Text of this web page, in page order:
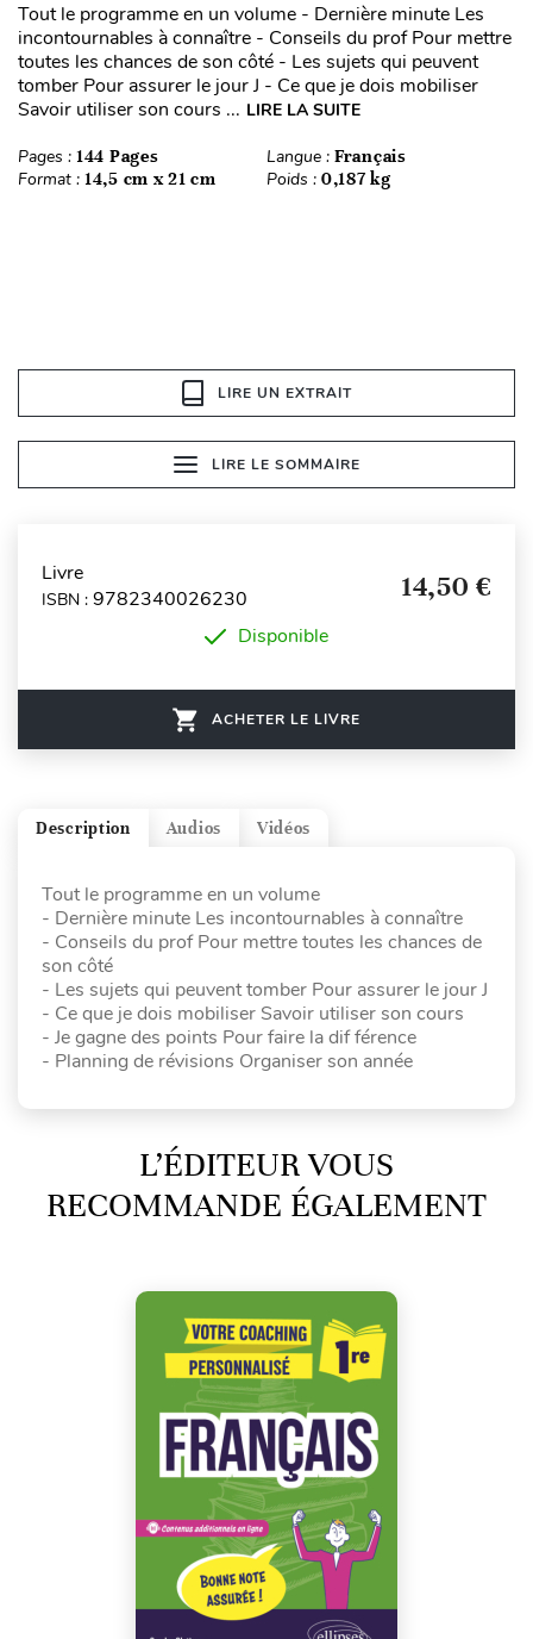
Tout le programme en un volume - Dernière minute Les
incontournables à connaître - Conseils du prof Pour mettre
toutes les chances de son côté - Les sujets qui peuvent
tomber Pour assurer le jour J - Ce que je dois mobiliser
Savoir utiliser son cours ... LIRE LA SUITE
Pages : 144 Pages Langue : Français
Format : 14,5 cm x 21 cm Poids : 0,187 kg
LIRE UN EXTRAIT
LIRE LE SOMMAIRE
Livre
ISBN : 9782340026230 14,50 €
Disponible
ACHETER LE LIVRE
Vidéos
Audios
Description
Tout le programme en un volume
- Dernière minute Les incontournables à connaître
- Conseils du prof Pour mettre toutes les chances de
son côté
- Les sujets qui peuvent tomber Pour assurer le jour J
- Ce que je dois mobiliser Savoir utiliser son cours
- Je gagne des points Pour faire la dif férence
- Planning de révisions Organiser son année
L’ÉDITEUR VOUS
RECOMMANDE ÉGALEMENT